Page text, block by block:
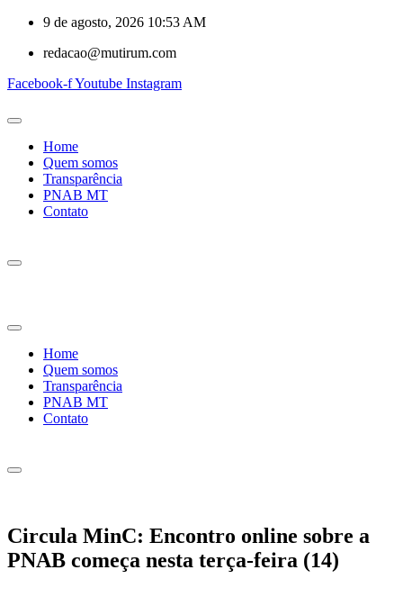
9 de agosto, 2026 10:53 AM
redacao@mutirum.com
Facebook-fYoutube Instagram
Home
Quem somos
Transparência
PNAB MT
Contato
Home
Quem somos
Transparência
PNAB MT
Contato
Circula MinC: Encontro online sobre a
PNAB começa nesta terça-feira (14)